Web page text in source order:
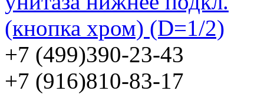
+7 (499)390-23-43
+7 (916)810-83-17